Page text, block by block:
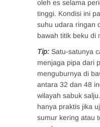
oleh es selama
tinggi. Kondisi ini
suhu udara ringan
bawah titik beku di
Tip: Satu-satunya
menjaga pipa dari
menguburnya di
antara 32 dan 48
wilayah sabuk
hanya praktis jika
sumur kering atau